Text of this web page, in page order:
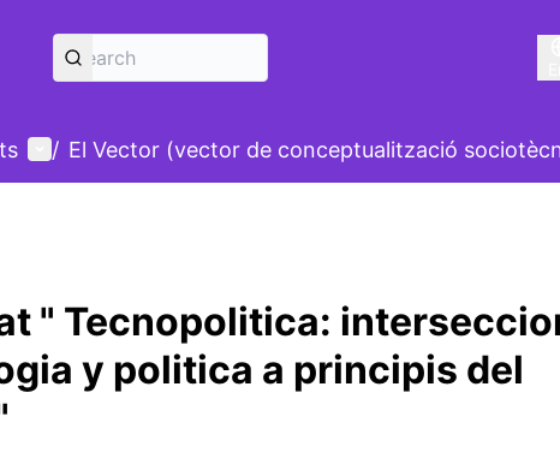
User menu
/ El Vector (vector de conceptualització
" Tecnopolitica:
y politica a principis del